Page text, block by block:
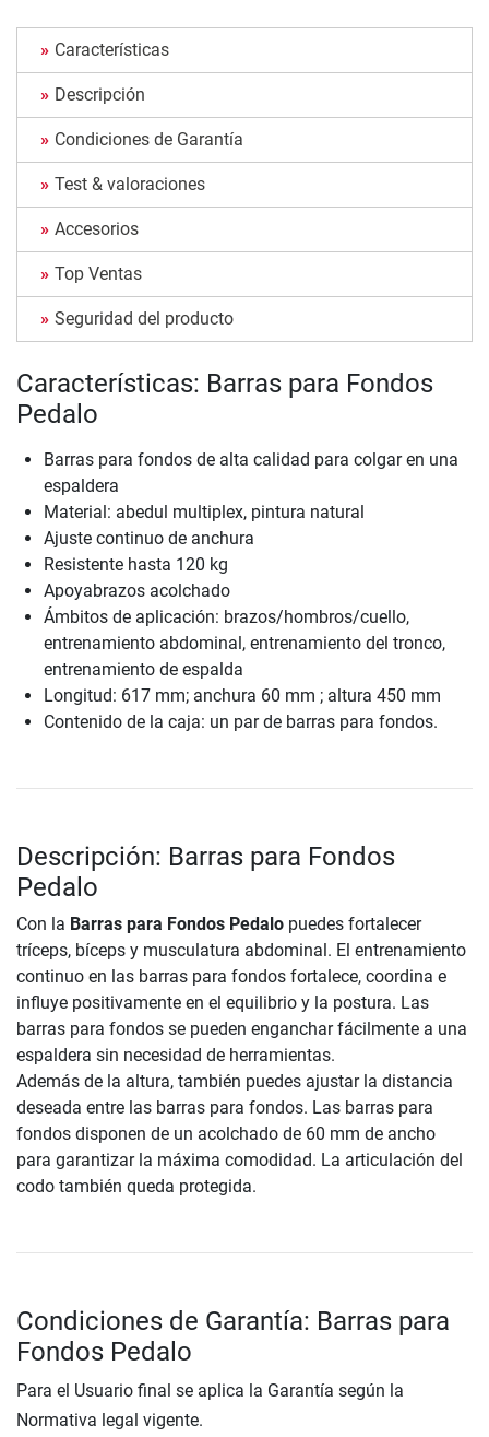
Características
Descripción
Condiciones de Garantía
Test & valoraciones
Accesorios
Top Ventas
Seguridad del producto
Características: Barras para Fondos
Pedalo
Barras para fondos de alta calidad para colgar en una
espaldera
Material: abedul multiplex, pintura natural
Ajuste continuo de anchura
Resistente hasta 120 kg
Apoyabrazos acolchado
Ámbitos de aplicación: brazos/hombros/cuello,
entrenamiento abdominal, entrenamiento del tronco,
entrenamiento de espalda
Longitud: 617 mm; anchura 60 mm ; altura 450 mm
Contenido de la caja: un par de barras para fondos.
Descripción: Barras para Fondos
Pedalo
Con la Barras para Fondos Pedalo puedes fortalecer
tríceps, bíceps y musculatura abdominal. El entrenamiento
continuo en las barras para fondos fortalece, coordina e
influye positivamente en el equilibrio y la postura. Las
barras para fondos se pueden enganchar fácilmente a una
espaldera sin necesidad de herramientas.
Además de la altura, también puedes ajustar la distancia
deseada entre las barras para fondos. Las barras para
fondos disponen de un acolchado de 60 mm de ancho
para garantizar la máxima comodidad. La articulación del
codo también queda protegida.
Condiciones de Garantía: Barras para
Fondos Pedalo
Para el Usuario final se aplica la Garantía según la
Normativa legal vigente.